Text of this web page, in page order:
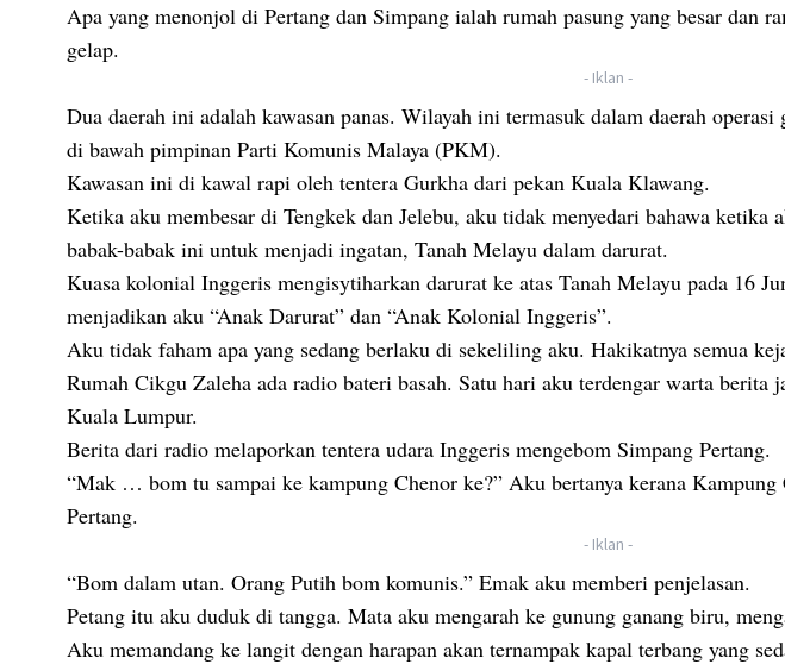
Apa yang menonjol di Pertang dan Simpang ialah rumah pasung yang besar dan
gelap.
- Iklan -
Dua daerah ini adalah kawasan panas. Wilayah ini termasuk dalam daerah operasi
di bawah pimpinan Parti Komunis Malaya (PKM).
Kawasan ini di kawal rapi oleh tentera Gurkha dari pekan Kuala Klawang.
Ketika aku membesar di Tengkek dan Jelebu, aku tidak menyedari bahawa ketika
babak-babak ini untuk menjadi ingatan, Tanah Melayu dalam darurat.
Kuasa kolonial Inggeris mengisytiharkan darurat ke atas Tanah Melayu pada 16
menjadikan aku “Anak Darurat” dan “Anak Kolonial Inggeris”.
Aku tidak faham apa yang sedang berlaku di sekeliling aku. Hakikatnya semua
Rumah Cikgu Zaleha ada radio bateri basah. Satu hari aku terdengar warta berita
Kuala Lumpur.
Berita dari radio melaporkan tentera udara Inggeris mengebom Simpang Pertang.
“Mak … bom tu sampai ke kampung Chenor ke?” Aku bertanya kerana Kampung
Pertang.
- Iklan -
“Bom dalam utan. Orang Putih bom komunis.” Emak aku memberi penjelasan.
Petang itu aku duduk di tangga. Mata aku mengarah ke gunung ganang biru,
Aku memandang ke langit dengan harapan akan ternampak kapal terbang yang